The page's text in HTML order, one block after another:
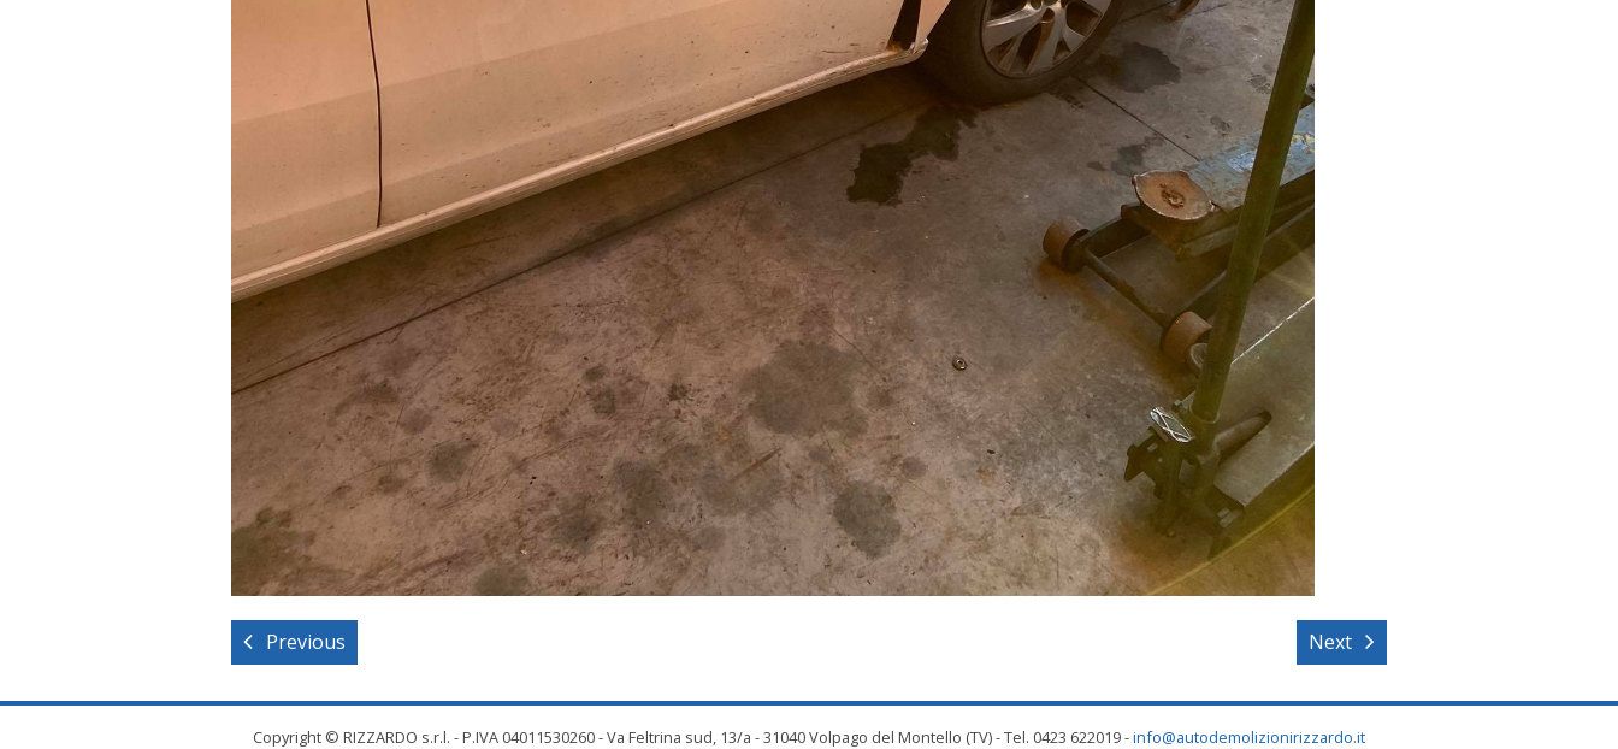
Previous Next
Copyright © RIZZARDO s.r.l. - P.IVA 04011530260 - Va Feltrina sud, 13/a - 31040 Volpago del Montello (TV) - Tel. 0423 622019 -info@autodemolizionirizzardo.it